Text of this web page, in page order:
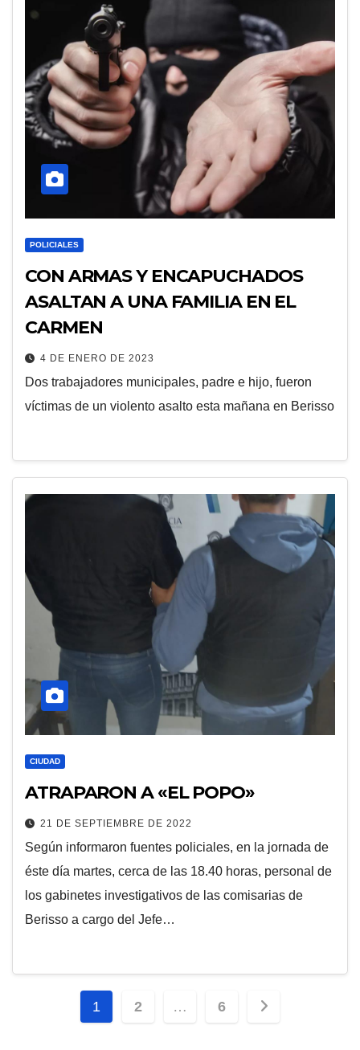
POLICIALES
CON ARMAS Y ENCAPUCHADOS
ASALTAN A UNA FAMILIA EN EL
CARMEN
4 DE ENERO DE 2023
Dos trabajadores municipales, padre e hijo, fueron
víctimas de un violento asalto esta mañana en Berisso
CIUDAD
ATRAPARON A «EL POPO»
21 DE SEPTIEMBRE DE 2022
Según informaron fuentes policiales, en la jornada de
éste día martes, cerca de las 18.40 horas, personal de
los gabinetes investigativos de las comisarias de
Berisso a cargo del Jefe…
Paginación
1 2 … 6